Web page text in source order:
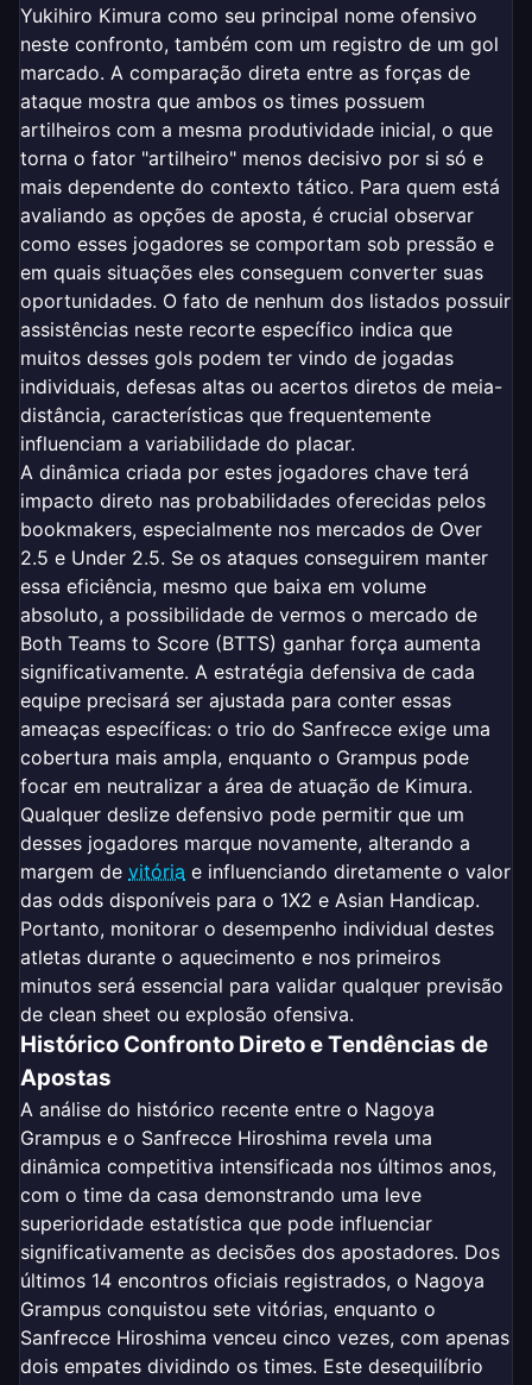
Yukihiro Kimura como seu principal nome ofensivo
neste confronto, também com um registro de um gol
marcado. A comparação direta entre as forças de
ataque mostra que ambos os times possuem
artilheiros com a mesma produtividade inicial, o que
torna o fator "artilheiro" menos decisivo por si só e
mais dependente do contexto tático. Para quem está
avaliando as opções de aposta, é crucial observar
como esses jogadores se comportam sob pressão e
em quais situações eles conseguem converter suas
oportunidades. O fato de nenhum dos listados possuir
assistências neste recorte específico indica que
muitos desses gols podem ter vindo de jogadas
individuais, defesas altas ou acertos diretos de meia-
distância, características que frequentemente
influenciam a variabilidade do placar.
A dinâmica criada por estes jogadores chave terá
impacto direto nas probabilidades oferecidas pelos
bookmakers, especialmente nos mercados de Over
2.5 e Under 2.5. Se os ataques conseguirem manter
essa eficiência, mesmo que baixa em volume
absoluto, a possibilidade de vermos o mercado de
Both Teams to Score (BTTS) ganhar força aumenta
significativamente. A estratégia defensiva de cada
equipe precisará ser ajustada para conter essas
ameaças específicas: o trio do Sanfrecce exige uma
cobertura mais ampla, enquanto o Grampus pode
focar em neutralizar a área de atuação de Kimura.
Qualquer deslize defensivo pode permitir que um
desses jogadores marque novamente, alterando a
margem de vitória e influenciando diretamente o valor
das odds disponíveis para o 1X2 e Asian Handicap.
Portanto, monitorar o desempenho individual destes
atletas durante o aquecimento e nos primeiros
minutos será essencial para validar qualquer previsão
de clean sheet ou explosão ofensiva.
Histórico Confronto Direto e Tendências de
Apostas
A análise do histórico recente entre o Nagoya
Grampus e o Sanfrecce Hiroshima revela uma
dinâmica competitiva intensificada nos últimos anos,
com o time da casa demonstrando uma leve
superioridade estatística que pode influenciar
significativamente as decisões dos apostadores. Dos
últimos 14 encontros oficiais registrados, o Nagoya
Grampus conquistou sete vitórias, enquanto o
Sanfrecce Hiroshima venceu cinco vezes, com apenas
dois empates dividindo os times. Este desequilíbrio